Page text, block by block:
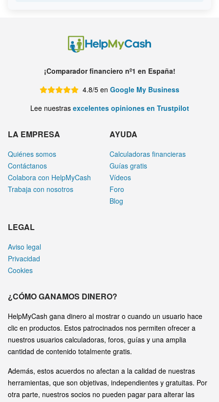
¡Comparador financiero nº1 en España!
4.8/5 en Google My Business
Lee nuestras excelentes opiniones en Trustpilot
LA EMPRESA
Quiénes somos
Contáctanos
Colabora con HelpMyCash
Trabaja con nosotros
AYUDA
Calculadoras financieras
Guías gratis
Vídeos
Foro
Blog
LEGAL
Aviso legal
Privacidad
Cookies
¿CÓMO GANAMOS DINERO?
HelpMyCash gana dinero al mostrar o cuando un usuario hace
clic en productos. Estos patrocinados nos permiten ofrecer a
nuestros usuarios calculadoras, foros, guías y una amplia
cantidad de contenido totalmente gratis.
Además, estos acuerdos no afectan a la calidad de nuestras
herramientas, que son objetivas, independientes y gratuitas. Por
otra parte, nuestros socios no pueden pagar para alterar las